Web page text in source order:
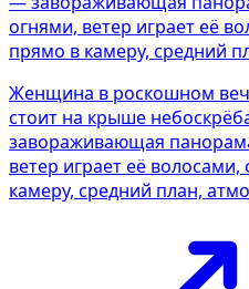
Женщина в роскошном
стоит на крыше
завораживающая
ветер играет её
камеру, средний план,